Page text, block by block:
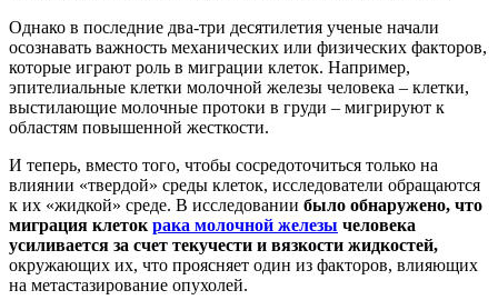
Однако в последние два-три десятилетия ученые начали
осознавать важность механических или физических факторов,
которые играют роль в миграции клеток. Например,
эпителиальные клетки молочной железы человека – клетки,
выстилающие молочные протоки в груди – мигрируют к
областям повышенной жесткости.
И теперь, вместо того, чтобы сосредоточиться только на
влиянии «твердой» среды клеток, исследователи обращаются
к их «жидкой» среде. В исследовании было обнаружено, что
миграция клеток рака молочной железы человека
усиливается за счет текучести и вязкости жидкостей,
окружающих их, что проясняет один из факторов, влияющих
на метастазирование опухолей.